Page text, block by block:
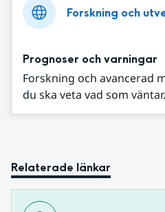
Forskning och
Prognoser och varningar
Forskning och avancerad
du ska veta vad som väntar.
Relaterade länkar